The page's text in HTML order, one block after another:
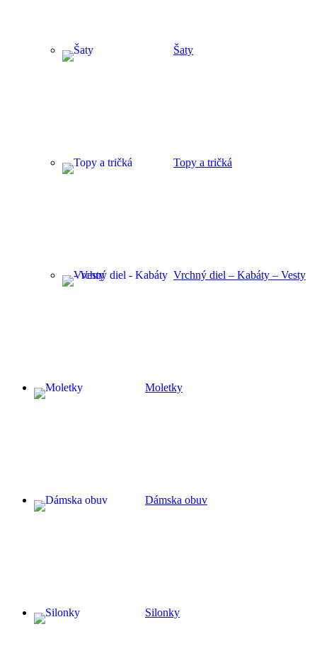
Šaty
Topy a tričká
Vrchný diel – Kabáty – Vesty
Moletky
Dámska obuv
Silonky